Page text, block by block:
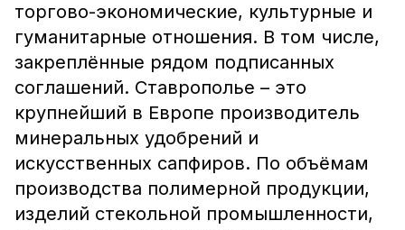
торгово-экономические, культурные и
гуманитарные отношения. В том числе,
закреплённые рядом подписанных
соглашений. Ставрополье – это
крупнейший в Европе производитель
минеральных удобрений и
искусственных сапфиров. По объёмам
производства полимерной продукции,
изделий стекольной промышленности,